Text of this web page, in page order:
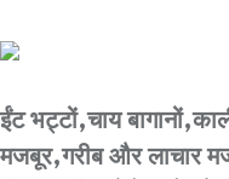
ईंट भट्टों,चाय
मजबूर,गरीब और लाचार